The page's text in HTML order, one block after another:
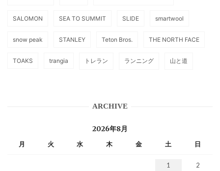
SALOMON SEA TO SUMMIT SLIDE smartwool
snow peak STANLEY Teton Bros. THE NORTH FACE
TOAKS trangia トレラン ランニング 山と道
ARCHIVE
2026年8月
月 火 水 木 金 土 日
1 2